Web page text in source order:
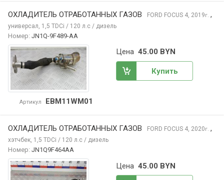
ОХЛАДИТЕЛЬ ОТРАБОТАННЫХ ГАЗОВ FORD FOCUS 4, 2019г. ,
универсал, 1,5 TDCi / 120 л.с / дизель
Номер: JN1Q-9F489-AA
Артикул EBM11WM01
Цена 45.00 BYN
Купить
ОХЛАДИТЕЛЬ ОТРАБОТАННЫХ ГАЗОВ FORD FOCUS 4, 2020г. ,
хэтчбек, 1,5 TDCi / 120 л.с / дизель
Номер: JN1Q9F464AA
Цена 45.00 BYN